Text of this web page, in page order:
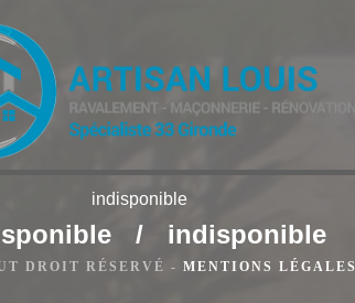
indisponible
/ indisponible
DROIT RÉSERVÉ - MENTIONS LÉGALES